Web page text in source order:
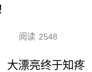
阅读 2548
大漂亮终于知疼